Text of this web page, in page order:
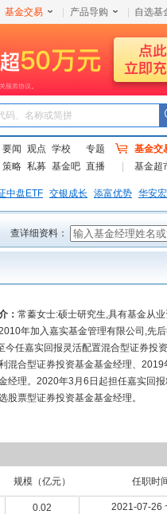
基金交易 产品导购 自选基
码、名称或简拼
要闻 观点 学校
专题
策略 私募 基金吧 直播
基金交
基金超
中盘ETF 交银成长 添富优势 华安宏
查详细资料：
： 常蓁女士:硕士研究生,具有基金从
年加入嘉实基金管理有限公司,先
今任嘉实回报灵活配置混合型证券投
混合型证券投资基金基金经理、
经理。2020年3月6日起担任嘉实回
股票型证券投资基金基金经理。
规模（亿元） 任职时
0.02 2021-07-26